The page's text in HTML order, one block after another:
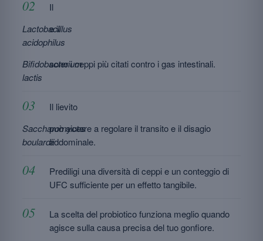
Il
Lactobacillus
acidophilus
e il
Bifidobacterium
lactis
sono i ceppi più citati contro i gas intestinali.
Il lievito
Saccharomyces
boulardii
può aiutare a regolare il transito e il disagio
addominale.
Prediligi una diversità di ceppi e un conteggio di
UFC sufficiente per un effetto tangibile.
La scelta del probiotico funziona meglio quando
agisce sulla causa precisa del tuo gonfiore.